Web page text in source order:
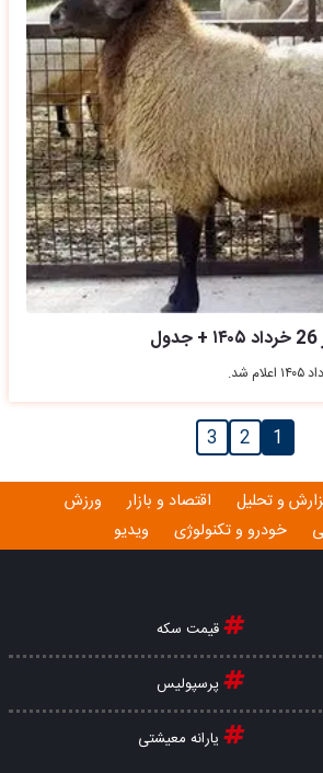
1
2
3
و تحلیل اقتصاد و بازار
ورزش
خودرو و تکنولوژی ویدیو
قیمت سکه
پرسپولیس
یارانه معیشتی